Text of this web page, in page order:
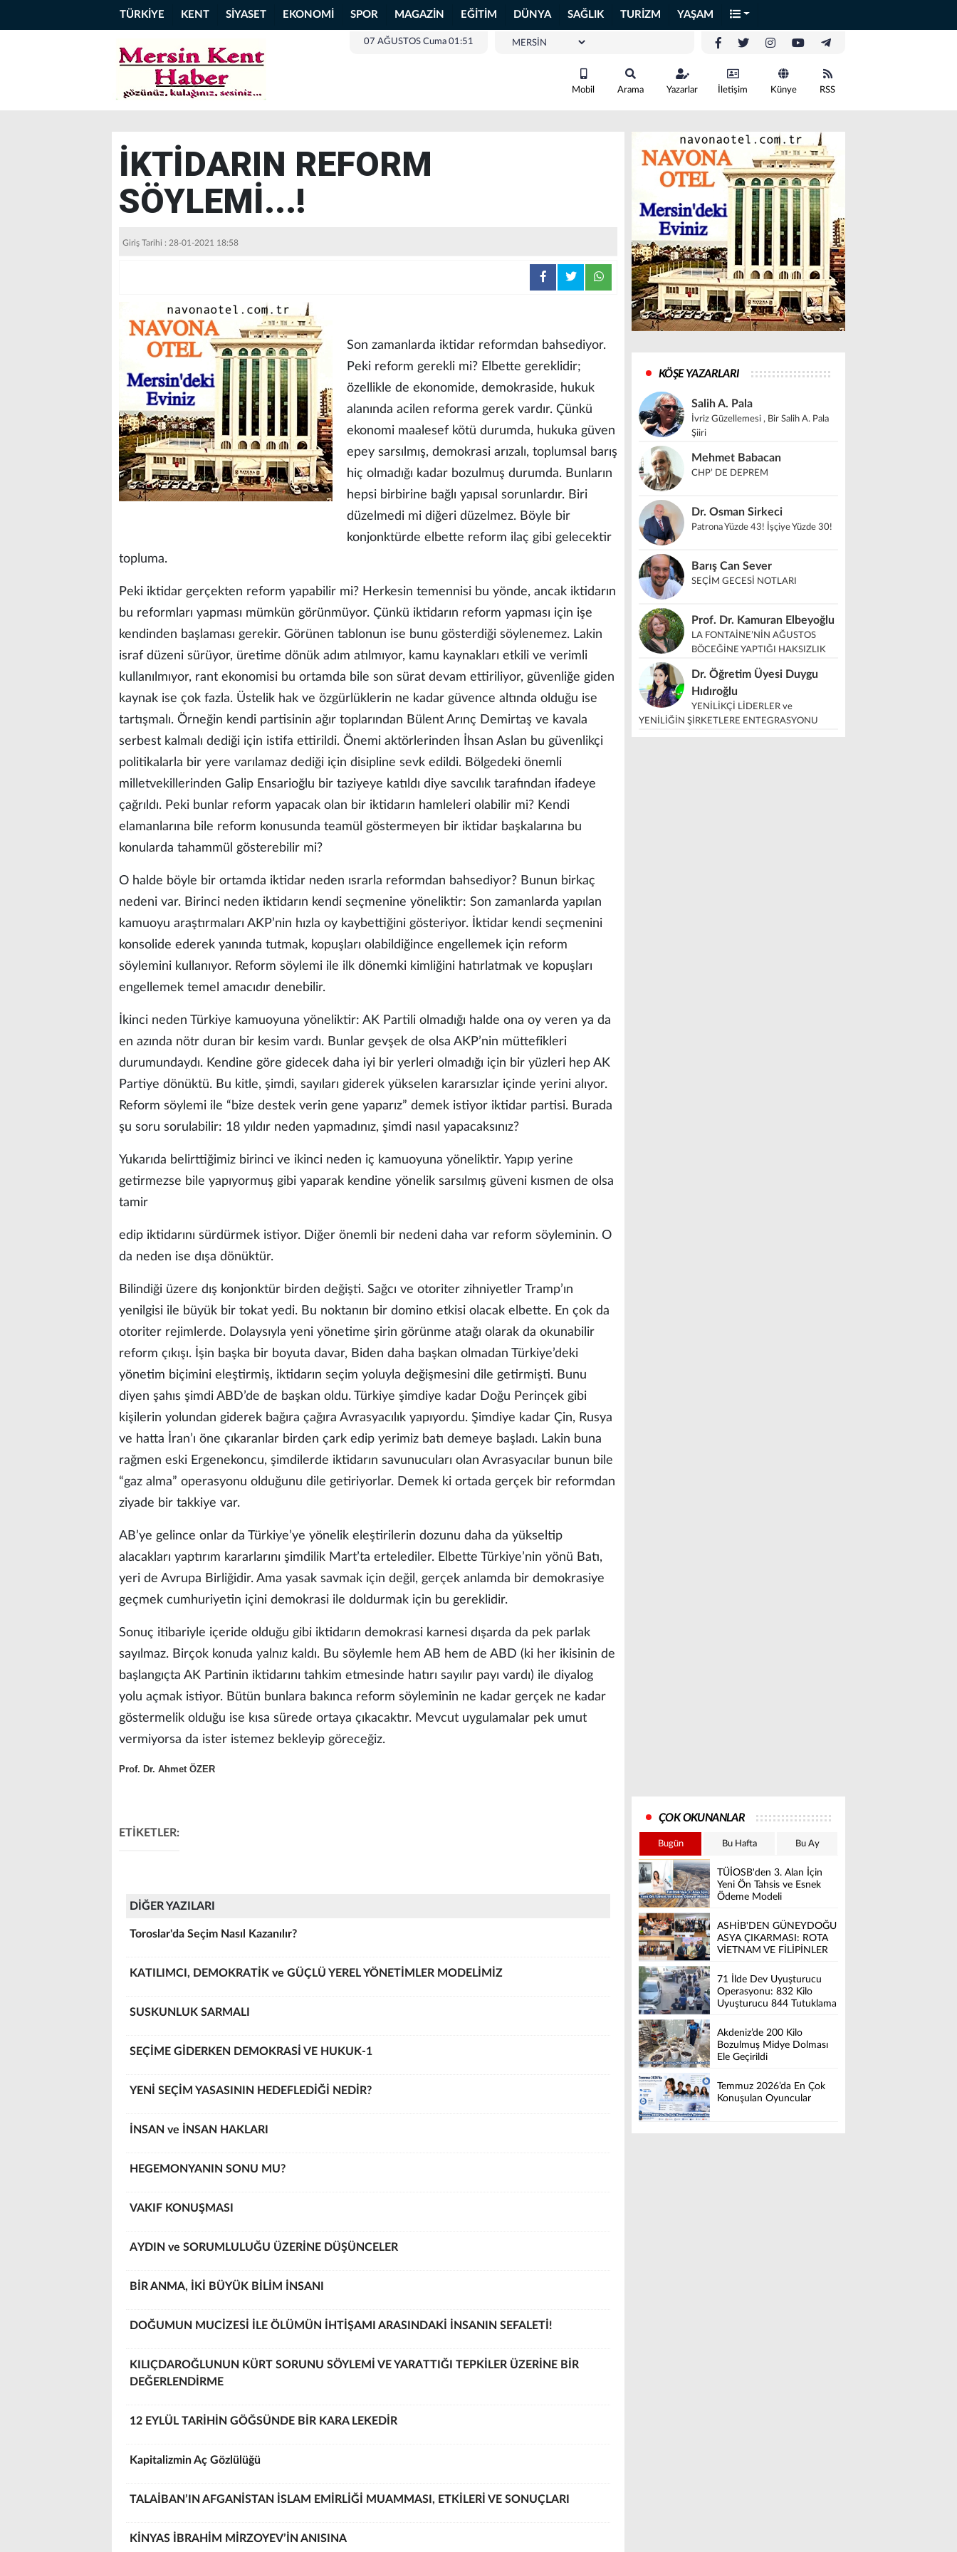
TÜRKİYE KENT SİYASET EKONOMİ SPOR MAGAZİN EĞİTİM DÜNYA SAĞLIK TURİZM YAŞAM
07 AĞUSTOS Cuma 01:51
Mobil Arama Yazarlar İletişim Künye RSS
İKTİDARIN REFORM
SÖYLEMİ...!
Giriş Tarihi : 28-01-2021 18:58
Son zamanlarda iktidar reformdan bahsediyor.
Peki reform gerekli mi? Elbette gereklidir;
özellikle de ekonomide, demokraside, hukuk
alanında acilen reforma gerek vardır. Çünkü
ekonomi maalesef kötü durumda, hukuka güven
epey sarsılmış, demokrasi arızalı, toplumsal barış
hiç olmadığı kadar bozulmuş durumda. Bunların
hepsi birbirine bağlı yapısal sorunlardır. Biri
düzelmedi mi diğeri düzelmez. Böyle bir
konjonktürde elbette reform ilaç gibi gelecektir
topluma.
Peki iktidar gerçekten reform yapabilir mi? Herkesin temennisi bu yönde, ancak iktidarın
bu reformları yapması mümkün görünmüyor. Çünkü iktidarın reform yapması için işe
kendinden başlaması gerekir. Görünen tablonun ise bunu gösterdiği söylenemez. Lakin
israf düzeni sürüyor, üretime dönük adım atılmıyor, kamu kaynakları etkili ve verimli
kullanılmıyor, rant ekonomisi bu ortamda bile son sürat devam ettiriliyor, güvenliğe giden
kaynak ise çok fazla. Üstelik hak ve özgürlüklerin ne kadar güvence altında olduğu ise
tartışmalı. Örneğin kendi partisinin ağır toplarından Bülent Arınç Demirtaş ve kavala
serbest kalmalı dediği için istifa ettirildi. Önemi aktörlerinden İhsan Aslan bu güvenlikçi
politikalarla bir yere varılamaz dediği için disipline sevk edildi. Bölgedeki önemli
milletvekillerinden Galip Ensarioğlu bir taziyeye katıldı diye savcılık tarafından ifadeye
çağrıldı. Peki bunlar reform yapacak olan bir iktidarın hamleleri olabilir mi? Kendi
elamanlarına bile reform konusunda teamül göstermeyen bir iktidar başkalarına bu
konularda tahammül gösterebilir mi?
O halde böyle bir ortamda iktidar neden ısrarla reformdan bahsediyor? Bunun birkaç
nedeni var. Birinci neden iktidarın kendi seçmenine yöneliktir: Son zamanlarda yapılan
kamuoyu araştırmaları AKP’nin hızla oy kaybettiğini gösteriyor. İktidar kendi seçmenini
konsolide ederek yanında tutmak, kopuşları olabildiğince engellemek için reform
söylemini kullanıyor. Reform söylemi ile ilk dönemki kimliğini hatırlatmak ve kopuşları
engellemek temel amacıdır denebilir.
İkinci neden Türkiye kamuoyuna yöneliktir: AK Partili olmadığı halde ona oy veren ya da
en azında nötr duran bir kesim vardı. Bunlar gevşek de olsa AKP’nin müttefikleri
durumundaydı. Kendine göre gidecek daha iyi bir yerleri olmadığı için bir yüzleri hep AK
Partiye dönüktü. Bu kitle, şimdi, sayıları giderek yükselen kararsızlar içinde yerini alıyor.
Reform söylemi ile “bize destek verin gene yaparız” demek istiyor iktidar partisi. Burada
şu soru sorulabilir: 18 yıldır neden yapmadınız, şimdi nasıl yapacaksınız?
Yukarıda belirttiğimiz birinci ve ikinci neden iç kamuoyuna yöneliktir. Yapıp yerine
getirmezse bile yapıyormuş gibi yaparak kendine yönelik sarsılmış güveni kısmen de olsa
tamir
edip iktidarını sürdürmek istiyor. Diğer önemli bir nedeni daha var reform söyleminin. O
da neden ise dışa dönüktür.
Bilindiği üzere dış konjonktür birden değişti. Sağcı ve otoriter zihniyetler Tramp’ın
yenilgisi ile büyük bir tokat yedi. Bu noktanın bir domino etkisi olacak elbette. En çok da
otoriter rejimlerde. Dolaysıyla yeni yönetime şirin görünme atağı olarak da okunabilir
reform çıkışı. İşin başka bir boyuta davar, Biden daha başkan olmadan Türkiye’deki
yönetim biçimini eleştirmiş, iktidarın seçim yoluyla değişmesini dile getirmişti. Bunu
diyen şahıs şimdi ABD’de de başkan oldu. Türkiye şimdiye kadar Doğu Perinçek gibi
kişilerin yolundan giderek bağıra çağıra Avrasyacılık yapıyordu. Şimdiye kadar Çin, Rusya
ve hatta İran’ı öne çıkaranlar birden çark edip yerimiz batı demeye başladı. Lakin buna
rağmen eski Ergenekoncu, şimdilerde iktidarın savunucuları olan Avrasyacılar bunun bile
“gaz alma” operasyonu olduğunu dile getiriyorlar. Demek ki ortada gerçek bir reformdan
ziyade bir takkiye var.
AB’ye gelince onlar da Türkiye’ye yönelik eleştirilerin dozunu daha da yükseltip
alacakları yaptırım kararlarını şimdilik Mart’ta ertelediler. Elbette Türkiye’nin yönü Batı,
yeri de Avrupa Birliğidir. Ama yasak savmak için değil, gerçek anlamda bir demokrasiye
geçmek cumhuriyetin içini demokrasi ile doldurmak için bu gereklidir.
Sonuç itibariyle içeride olduğu gibi iktidarın demokrasi karnesi dışarda da pek parlak
sayılmaz. Birçok konuda yalnız kaldı. Bu söylemle hem AB hem de ABD (ki her ikisinin de
başlangıçta AK Partinin iktidarını tahkim etmesinde hatırı sayılır payı vardı) ile diyalog
yolu açmak istiyor. Bütün bunlara bakınca reform söyleminin ne kadar gerçek ne kadar
göstermelik olduğu ise kısa sürede ortaya çıkacaktır. Mevcut uygulamalar pek umut
vermiyorsa da ister istemez bekleyip göreceğiz.
Prof. Dr. Ahmet ÖZER
ETİKETLER:
DİĞER YAZILARI
Toroslar'da Seçim Nasıl Kazanılır?
KATILIMCI, DEMOKRATİK ve GÜÇLÜ YEREL YÖNETİMLER MODELİMİZ
SUSKUNLUK SARMALI
SEÇİME GİDERKEN DEMOKRASİ VE HUKUK-1
YENİ SEÇİM YASASININ HEDEFLEDİĞİ NEDİR?
İNSAN ve İNSAN HAKLARI
HEGEMONYANIN SONU MU?
VAKIF KONUŞMASI
AYDIN ve SORUMLULUĞU ÜZERİNE DÜŞÜNCELER
BİR ANMA, İKİ BÜYÜK BİLİM İNSANI
DOĞUMUN MUCİZESİ İLE ÖLÜMÜN İHTİŞAMI ARASINDAKİ İNSANIN SEFALETİ!
KILIÇDAROĞLUNUN KÜRT SORUNU SÖYLEMİ VE YARATTIĞI TEPKİLER ÜZERİNE BİR
DEĞERLENDİRME
12 EYLÜL TARİHİN GÖĞSÜNDE BİR KARA LEKEDİR
Kapitalizmin Aç Gözlülüğü
TALAİBAN’IN AFGANİSTAN İSLAM EMİRLİĞİ MUAMMASI, ETKİLERİ VE SONUÇLARI
KİNYAS İBRAHİM MİRZOYEV’İN ANISINA
KÖŞE YAZARLARI
Salih A. Pala
İvriz Güzellemesi , Bir Salih A. Pala
Şiiri
Mehmet Babacan
CHP’ DE DEPREM
Dr. Osman Sirkeci
Patrona Yüzde 43! İşçiye Yüzde 30!
Barış Can Sever
SEÇİM GECESİ NOTLARI
Prof. Dr. Kamuran Elbeyoğlu
LA FONTAİNE’NİN AĞUSTOS
BÖCEĞİNE YAPTIĞI HAKSIZLIK
Dr. Öğretim Üyesi Duygu
Hıdıroğlu
YENİLİKÇİ LİDERLER ve
YENİLİĞİN ŞİRKETLERE ENTEGRASYONU
ÇOK OKUNANLAR
Bugün Bu Hafta Bu Ay
TÜİOSB'den 3. Alan İçin
Yeni Ön Tahsis ve Esnek
Ödeme Modeli
ASHİB'DEN GÜNEYDOĞU
ASYA ÇIKARMASI: ROTA
VİETNAM VE FİLİPİNLER
71 İlde Dev Uyuşturucu
Operasyonu: 832 Kilo
Uyuşturucu 844 Tutuklama
Akdeniz’de 200 Kilo
Bozulmuş Midye Dolması
Ele Geçirildi
Temmuz 2026’da En Çok
Konuşulan Oyuncular